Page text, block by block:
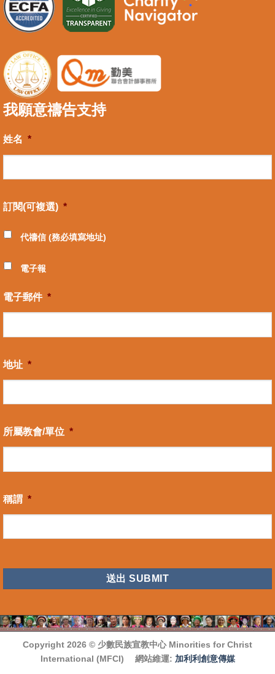
我願意禱告支持
姓名 *
訂閱(可複選) *
代禱信 (務必填寫地址)
電子報
電子郵件 *
地址 *
所屬教會/單位 *
稱謂 *
Copyright 2026 © 少數民族宣教中心 Minorities for Christ
International (MFCI) 網站維運: 加利利創意傳媒